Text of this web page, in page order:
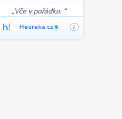
Vče v pořádku.
Heureka.cz ✓ i